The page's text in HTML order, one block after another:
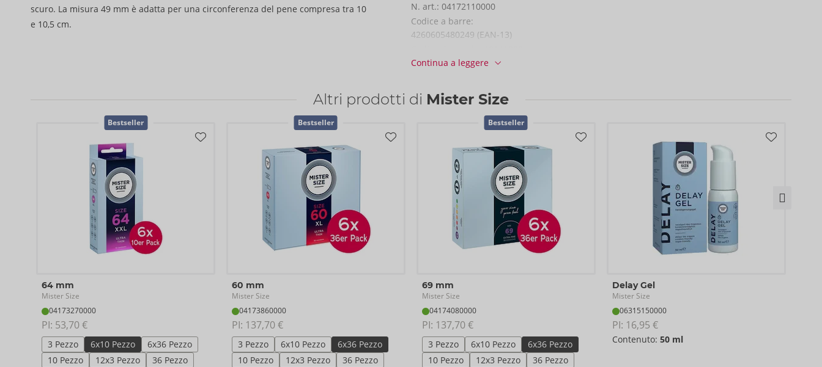
scuro. La misura 49 mm è adatta per una circonferenza del pene compresa tra 10
e 10,5 cm.
N. art.: 04172110000
Codice a barre:
4260605480249 (EAN-13)
Paese di origine: MY
Continua a leggere
Altri prodotti di Mister Size
Bestseller
64 mm
Mister Size
04173270000
PI: 53,70 €
3 Pezzo 6x10 Pezzo
6x36 Pezzo
10 Pezzo
12x3 Pezzo
36 Pezzo
Bestseller
60 mm
Mister Size
04173860000
PI: 137,70 €
3 Pezzo 6x10 Pezzo
6x36 Pezzo
10 Pezzo
12x3 Pezzo
36 Pezzo
Bestseller
69 mm
Mister Size
04174080000
PI: 137,70 €
3 Pezzo 6x10 Pezzo
6x36 Pezzo
10 Pezzo
12x3 Pezzo
36 Pezzo
Delay Gel
Mister Size
06315150000
PI: 16,95 €
Contenuto: 50 ml